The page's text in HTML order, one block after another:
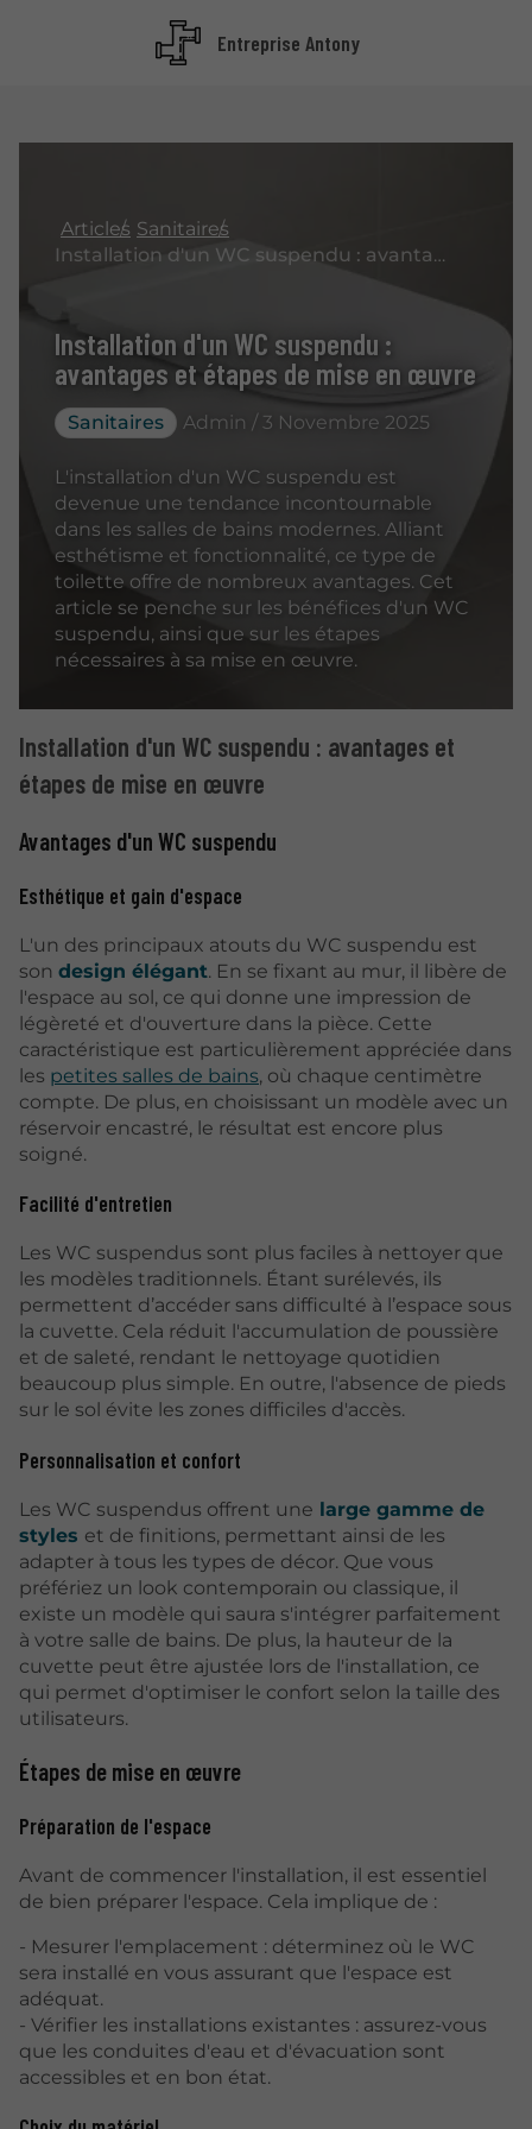
Entreprise Antony
Articles Sanitaires
Installation d'un WC suspendu : avantages et étapes de mise en œuvre
Installation d'un WC suspendu :
avantages et étapes de mise en œuvre
Sanitaires Admin / 3 Novembre 2025
L'installation d'un WC suspendu est
devenue une tendance incontournable
dans les salles de bains modernes. Alliant
esthétisme et fonctionnalité, ce type de
toilette offre de nombreux avantages. Cet
article se penche sur les bénéfices d'un WC
suspendu, ainsi que sur les étapes
nécessaires à sa mise en œuvre.
Installation d'un WC suspendu : avantages et
étapes de mise en œuvre
Avantages d'un WC suspendu
Esthétique et gain d'espace
L'un des principaux atouts du WC suspendu est
son design élégant. En se fixant au mur, il libère de
l'espace au sol, ce qui donne une impression de
légèreté et d'ouverture dans la pièce. Cette
caractéristique est particulièrement appréciée dans
les petites salles de bains, où chaque centimètre
compte. De plus, en choisissant un modèle avec un
réservoir encastré, le résultat est encore plus
soigné.
Facilité d'entretien
Les WC suspendus sont plus faciles à nettoyer que
les modèles traditionnels. Étant surélevés, ils
permettent d’accéder sans difficulté à l’espace sous
la cuvette. Cela réduit l'accumulation de poussière
et de saleté, rendant le nettoyage quotidien
beaucoup plus simple. En outre, l'absence de pieds
sur le sol évite les zones difficiles d'accès.
Personnalisation et confort
Les WC suspendus offrent une large gamme de
styles et de finitions, permettant ainsi de les
adapter à tous les types de décor. Que vous
préfériez un look contemporain ou classique, il
existe un modèle qui saura s'intégrer parfaitement
à votre salle de bains. De plus, la hauteur de la
cuvette peut être ajustée lors de l'installation, ce
qui permet d'optimiser le confort selon la taille des
utilisateurs.
Étapes de mise en œuvre
Préparation de l'espace
Avant de commencer l'installation, il est essentiel
de bien préparer l'espace. Cela implique de :
- Mesurer l'emplacement : déterminez où le WC
sera installé en vous assurant que l'espace est
adéquat.
- Vérifier les installations existantes : assurez-vous
que les conduites d'eau et d'évacuation sont
accessibles et en bon état.